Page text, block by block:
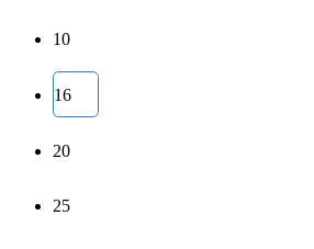
10
16
20
25